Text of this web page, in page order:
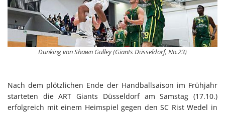
Dunking von Shawn Gulley (Giants Düsseldorf, No.23)
Nach dem plötzlichen Ende der Handballsaison im Frühjahr
starteten die ART Giants Düsseldorf am Samstag (17.10.)
erfolgreich mit einem Heimspiel gegen den SC Rist Wedel in